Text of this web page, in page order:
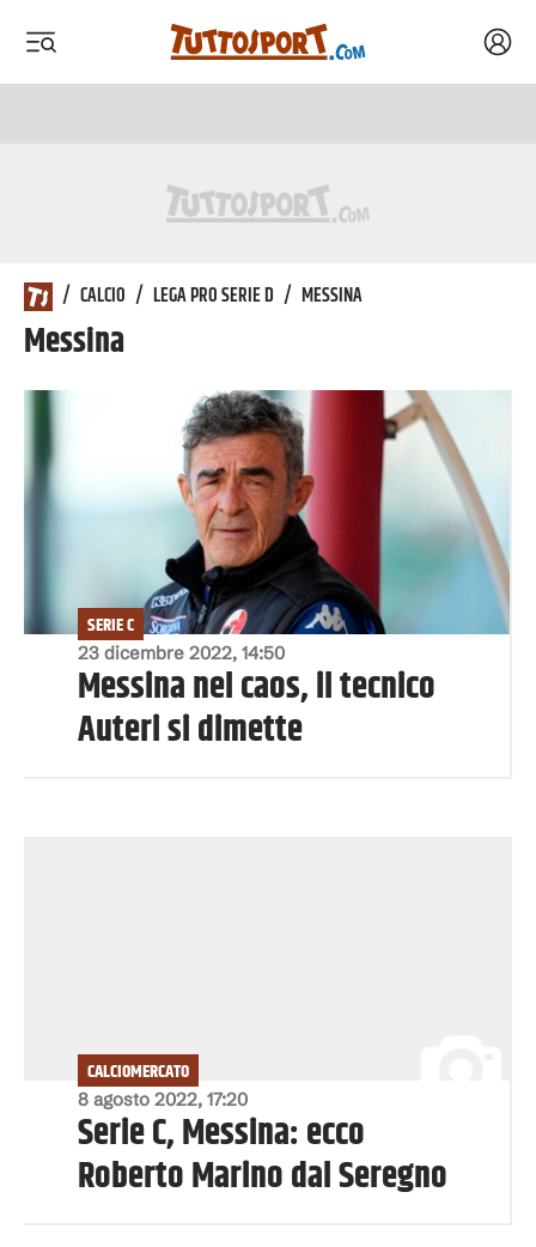
/ CALCIO / LEGA PRO SERIE D / MESSINA
Messina
23 dicembre 2022, 14:50
SERIE C
Messina nel caos, il tecnico
Auteri si dimette
8 agosto 2022, 17:20
CALCIOMERCATO
Serie C, Messina: ecco
Roberto Marino dal Seregno